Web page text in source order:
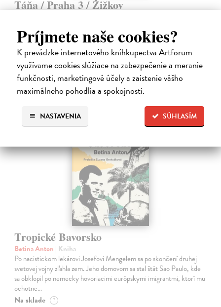
Príjmete naše cookies?
K prevádzke internetového kníhkupectva Artforum
využívame cookies slúžiace na zabezpečenie a meranie
funkčnosti, marketingové účely a zaistenie vášho
maximálneho pohodlia a spokojnosti.
SÚHLASÍM
NASTAVENIA
Táňa / Praha 3 / Žižkov
mámině bytě 4. kategorie, který byl všem otevřen dokořán.
Na sklade
12,92 €
13,60 € ?
na sklade
Tropické Bavorsko
Betina Anton | Kniha
Po nacistickom lekárovi Josefovi Mengelem sa po skončení druhej
svetovej vojny zľahla zem. Jeho domovom sa stal štát Sao Paulo, kde
sa obklopil po nemecky hovoriacimi európskymi imigrantmi, ktorí mu
ochotne…
Na sklade ?